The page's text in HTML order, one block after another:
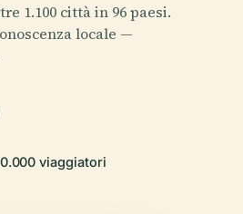
1.100 città in 96 paesi.
locale —
viaggiatori